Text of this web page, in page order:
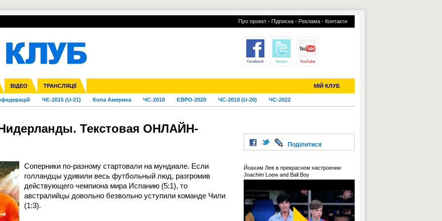
Про проект - Підписка - Реклама - Контакти
ВІДЕО ТРАНСЛЯЦІЇ МІЙ КЛУБ
ліга Кубок України Молодіжка
Ліга націй Ліга конференцій
Франція Інші
ЧЄ-2015 (U-21) Копа Америка ЧС-2018 ЄВРО-2020 ЧС-2019 (U-20) ЧС-2022
УПЛ-ПЕРЕХОДИ УСІ ТРАНСФЕРИ
Текстовая ОНЛАЙН-
Соперники по-разному стартовали на мундиале. Если
голландцы удивили весь футбольный люд, разгромив
действующего чемпиона мира Испанию (5:1), то
австралийцы довольно безвольно уступили команде Чили
(1:3).
Поділитися
Йоахим Лев в прекрасном настроении
Joachim Loew and Ball Boy